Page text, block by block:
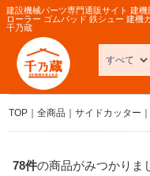
建設機械パーツ専門通販サイト 建機
ローラー ゴムパッド 鉄シュー 建機
千乃蔵
TOP 全商品 サイドカッター
78件の商品がみつかりま